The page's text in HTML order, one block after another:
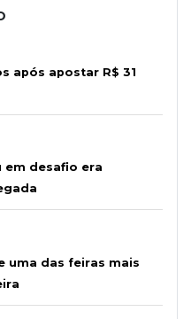
após apostar R$ 31
em desafio era
uma das feiras mais